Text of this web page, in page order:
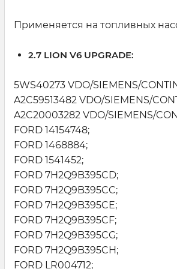
Применяется на топливных
2.7 LION V6 UPGRADE:
5WS40273 VDO/SIEMENS/
A2C59513482 VDO/SIEMENS/
A2C20003282 VDO/SIEMENS/
FORD 14154748;
FORD 1468884;
FORD 1541452;
FORD 7H2Q9B395CD;
FORD 7H2Q9B395CC;
FORD 7H2Q9B395CE;
FORD 7H2Q9B395CF;
FORD 7H2Q9B395CG;
FORD 7H2Q9B395CH;
FORD LR004712;